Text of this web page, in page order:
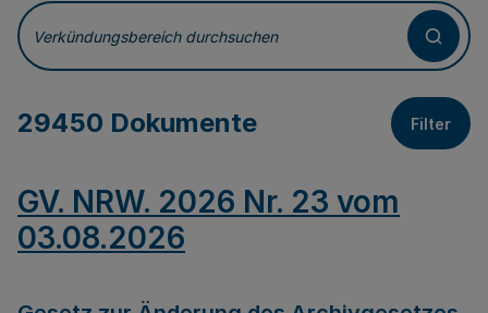
Verkündungsbereich durchsuchen
29450 Dokumente Filter
GV. NRW. 2026 Nr. 23 vom
03.08.2026